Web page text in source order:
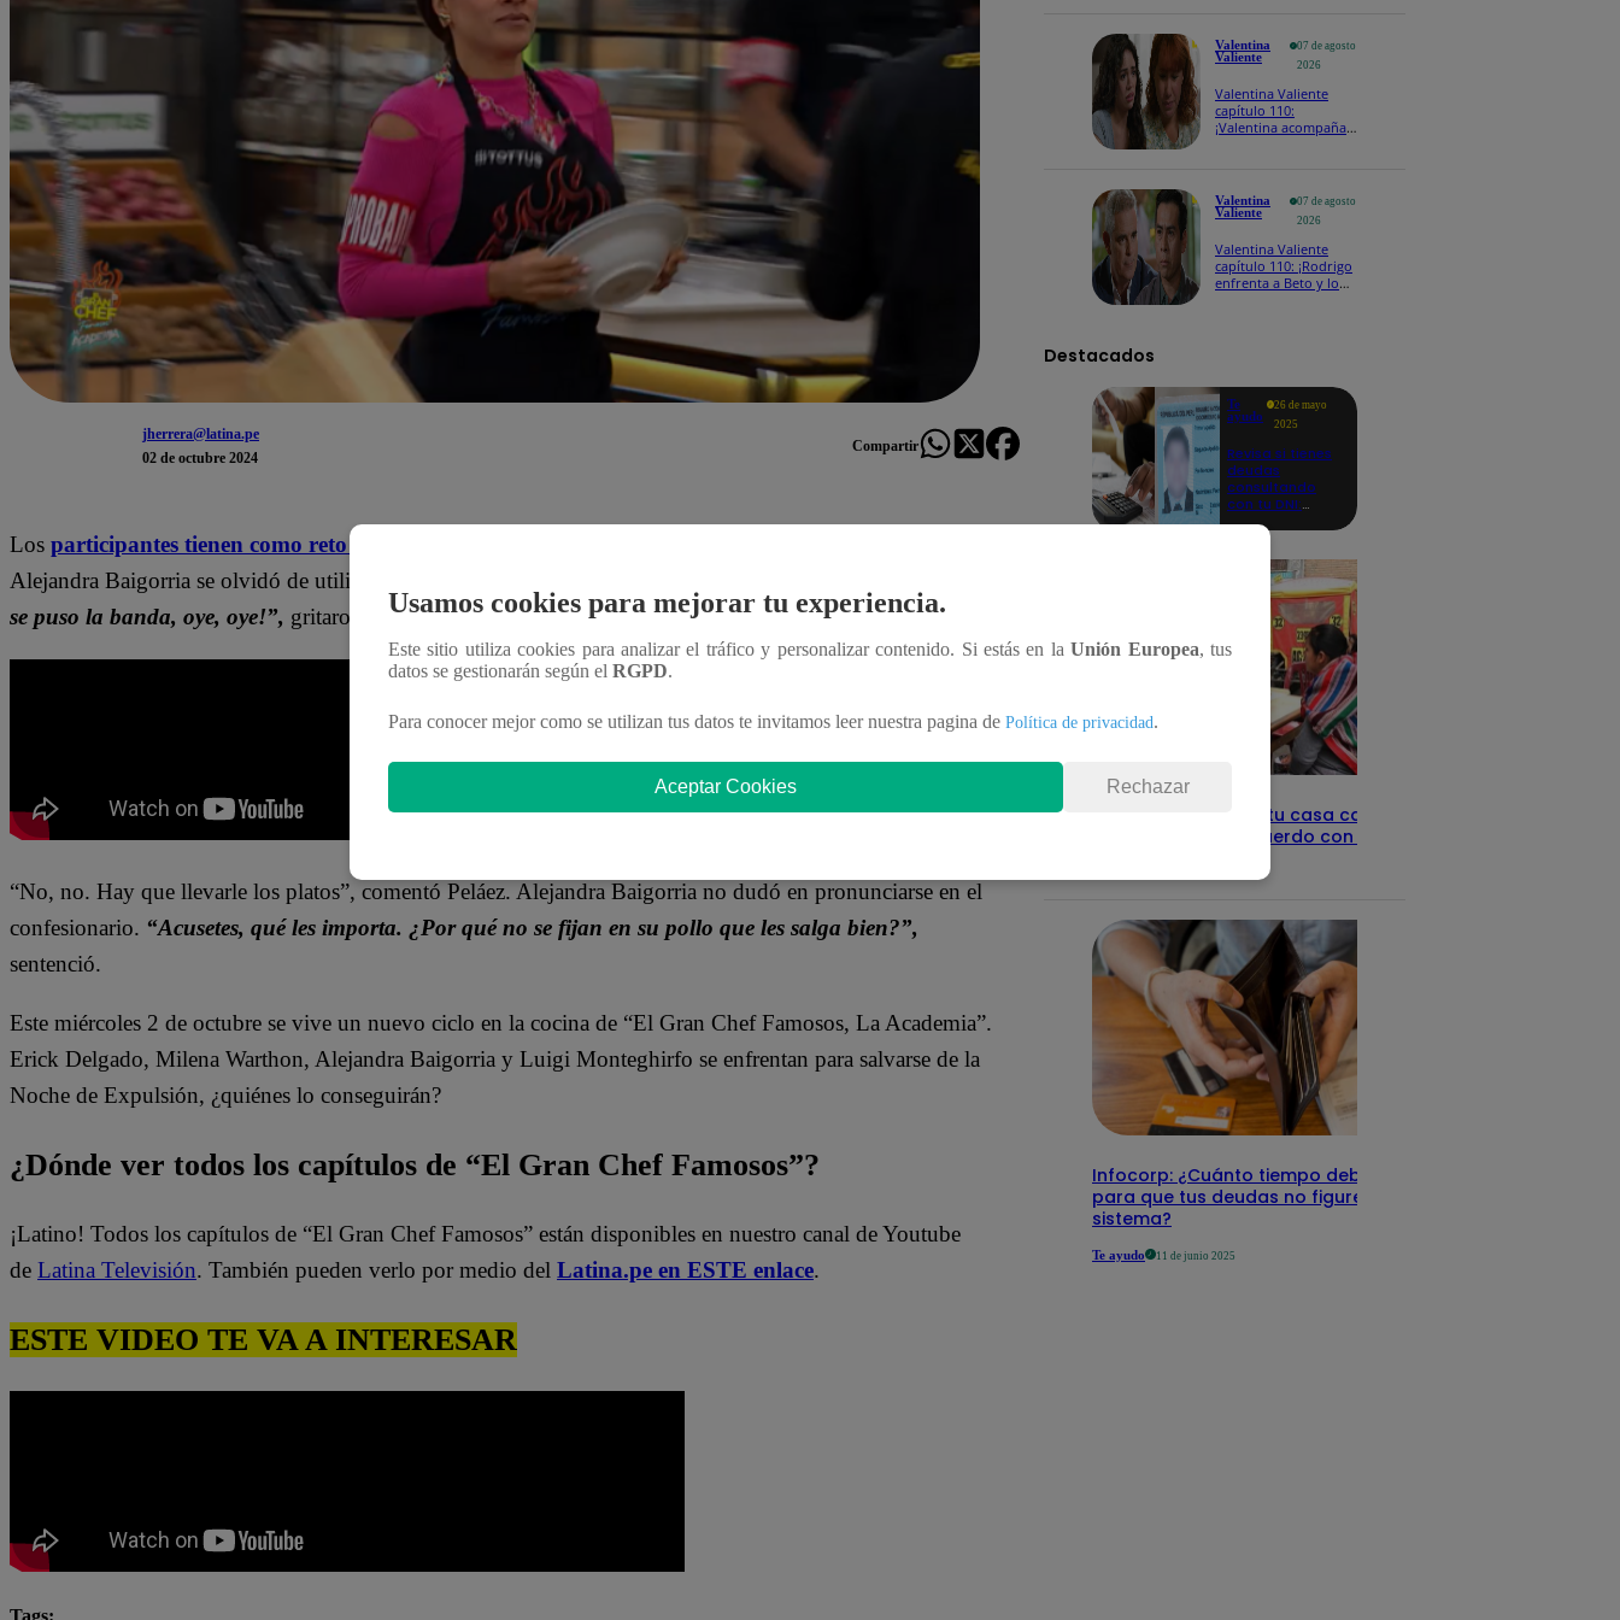
jherrera@latina.pe
02 de octubre 2024
Compartir
Los participantes tienen como reto asistir al almacén con un disfraz muy particular.
Alejandra Baigorria se olvidó de utilizarlo y sus compañeros no dudaron en avisar el detalle al jurado.
se puso la banda, oye, oye!”, gritaron Erick Delgado y Luigi Monteghirfo.
“No, no. Hay que llevarle los platos”, comentó Peláez. Alejandra Baigorria no dudó en pronunciarse en el
confesionario. “Acusetes, qué les importa. ¿Por qué no se fijan en su pollo que les salga bien?”,
sentenció.
Este miércoles 2 de octubre se vive un nuevo ciclo en la cocina de “El Gran Chef Famosos, La Academia”.
Erick Delgado, Milena Warthon, Alejandra Baigorria y Luigi Monteghirfo se enfrentan para salvarse de la
Noche de Expulsión, ¿quiénes lo conseguirán?
¿Dónde ver todos los capítulos de “El Gran Chef Famosos”?
¡Latino! Todos los capítulos de “El Gran Chef Famosos” están disponibles en nuestro canal de Youtube
de Latina Televisión. También pueden verlo por medio del Latina.pe en ESTE enlace.
ESTE VIDEO TE VA A INTERESAR
Valentina
Valiente
07 de agosto
2026
Valentina Valiente
capítulo 110:
¡Valentina acompaña a
Valentina
Valiente
07 de agosto
2026
Valentina Valiente
capítulo 110: ¡Rodrigo
enfrenta a Beto y lo
Destacados
Te
ayudo
26 de mayo
2025
Revisa si tienes
deudas
consultando
con tu DNI:
aquí los
detalles
Revisa con tu DNI si tu casa califica
como pobre, de acuerdo con el Sisfoh
Infocorp: ¿Cuánto tiempo debe pasar
para que tus deudas no figuren en su
sistema?
Te ayudo 11 de junio 2025
Usamos cookies para mejorar tu experiencia.
Este sitio utiliza cookies para analizar el tráfico y personalizar contenido. Si estás en laUnión Europea, tus
datos se gestionarán según el RGPD.
Para conocer mejor como se utilizan tus datos te invitamos leer nuestra pagina de Política de privacidad.
Aceptar Cookies Rechazar